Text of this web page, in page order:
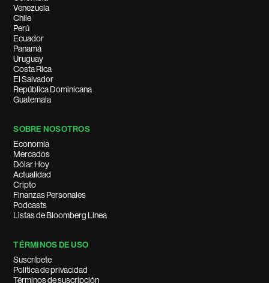
Venezuela
Chile
Perú
Ecuador
Panamá
Uruguay
Costa Rica
El Salvador
República Dominicana
Guatemala
SOBRE NOSOTROS
Economía
Mercados
Dólar Hoy
Actualidad
Cripto
Finanzas Personales
Podcasts
Listas de Bloomberg Línea
TÉRMINOS DE USO
Suscríbete
Política de privacidad
Términos de suscripción